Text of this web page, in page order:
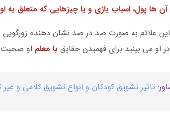
ها پول، اسباب بازی و یا چیزهایی که متعلق
این علائم به صورت صد در صد نشان دهنده زورگویی
در او می بینید برای فهمیدن حقایق با معلم او صحبت
تاثیر تشویق کودکان و انواع تشویق کلامی و غیر